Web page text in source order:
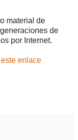
material de
de
por Internet.
enlace